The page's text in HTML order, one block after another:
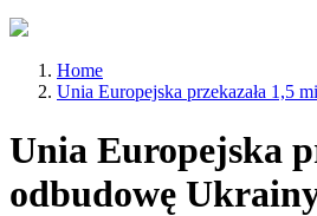
Home
Unia Europejska przekazała 1,5
Unia Europejska
odbudowę